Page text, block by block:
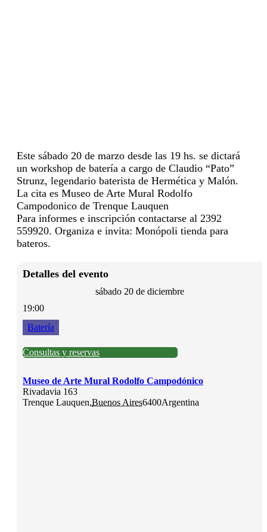
Este sábado 20 de marzo desde las 19 hs. se dictará
un workshop de batería a cargo de Claudio “Pato”
Strunz, legendario baterista de Hermética y Malón.
La cita es Museo de Arte Mural Rodolfo
Campodonico de Trenque Lauquen
Para informes e inscripción contactarse al 2392
559920. Organiza e invita: Monópoli tienda para
bateros.
Detalles del evento
sábado 20 de diciembre
19:00
Batería
Consultas y reservas
Museo de Arte Mural Rodolfo Campodónico
Rivadavia 163
Trenque Lauquen,Buenos Aires6400Argentina